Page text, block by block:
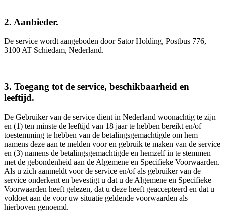
2. Aanbieder.
De service wordt aangeboden door Sator Holding, Postbus 776,
3100 AT Schiedam, Nederland.
3. Toegang tot de service, beschikbaarheid en
leeftijd.
De Gebruiker van de service dient in Nederland woonachtig te zijn
en (1) ten minste de leeftijd van 18 jaar te hebben bereikt en/of
toestemming te hebben van de betalingsgemachtigde om hem
namens deze aan te melden voor en gebruik te maken van de service
en (3) namens de betalingsgemachtigde en hemzelf in te stemmen
met de gebondenheid aan de Algemene en Specifieke Voorwaarden.
Als u zich aanmeldt voor de service en/of als gebruiker van de
service onderkent en bevestigt u dat u de Algemene en Specifieke
Voorwaarden heeft gelezen, dat u deze heeft geaccepteerd en dat u
voldoet aan de voor uw situatie geldende voorwaarden als
hierboven genoemd.